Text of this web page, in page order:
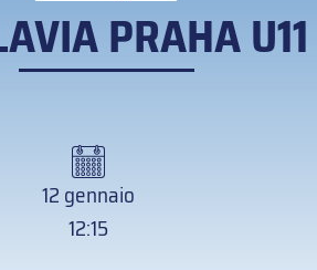
PRAHA U11
12 gennaio
12:15